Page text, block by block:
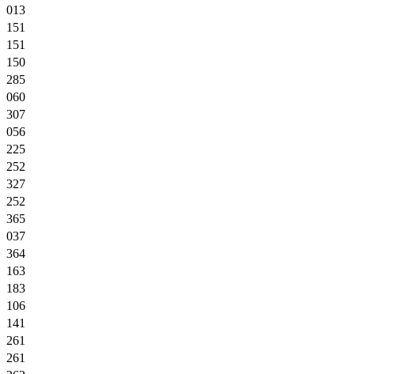
013
151
151
150
285
060
307
056
225
252
327
252
365
037
364
163
183
106
141
261
261